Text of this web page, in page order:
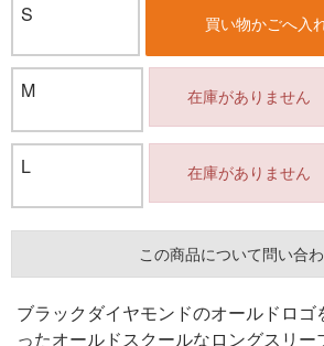
S 買い物かごへ入
M 在庫がありません
L 在庫がありません
この商品について問い合
ブラックダイヤモンドのオールドロゴ
ったオールドスクールなロングスリー